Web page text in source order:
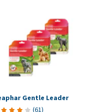
Gentle Leader
(61)